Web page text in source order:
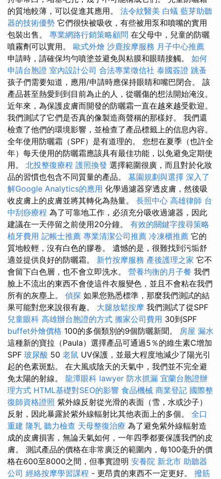
的質地較薄，可以促進其應用。 法令紋醫美 白蟻 藍芽助聽
器的技術優勢 它們很快被吸收，有些被用泵和噴嘴的實用
包裝出售。 專業網路行銷策略顧問 在父母中，兒童的防曬
噴霧劑可以實用。 歐式外燴 沙鹿按摩服務 月子中心推薦
申請時，請確保均勻噴塗並避免與粘膜和眼睛接觸。 如何
申請台胞證 室內設計公司 合法專業徵信社 泰國簽證 跳蚤
孩子們需要知道，應用/申請時應保持眼睛和嘴巴閉合。 該
產品甚至熱愛到到目前為止的人，從曬傷的想法開始淹沒。
近年來，為保護皮膚而開發的防曬霜一直在越來越受歡迎。
我們測試了它們是否真的像製造商聲稱的那樣好。 我們還
檢查了他們的環境影響，並檢查了產品標籤上的信息內容。
全年使用防曬霜（SPF）是有道理的。 您想在夏季（也許全
年）每天使用的防曬霜應該具有最佳功能，以免避免定期使
用。 北投整復療程 護照換發 選擇範圍很廣，而且對於化妝
品的習慣也包含不同質量的產品。 墓園規劃與選擇 深入了
解Google Analytics的應用 化學過濾器穿透皮膚，然後吸
收皮膚上的皮膚並將其轉化為熱量。 長照中心 高雄律師 台
中刮痧療程 為了可靠地工作，必須充分吸收過濾器，因此
建議在一天停留之前使用20分鐘。 有效的關鍵字搜尋策略
植牙費用 記帳士推薦 專業清潔公司推薦 冷凍櫃推薦 它的
質地較輕，沒有白色的膠卷。 遺憾的是，很難找到污垢舒
適並提供良好的防曬霜。 新竹按摩服務 產後護理之家 它不
會留下白色層，也不會立即洗水。 營養均衡的月子餐 我們
臉上不流出的東西不會使這件衣服變色，並且不會粘在我們
所有的灰塵上。 偵探 如果您熟悉標準，那麼我們測試的結
果可能對您來說很有趣。 大腿放鬆按摩 我們測試了從SPF
兒童眼科 高雄辦台胞證的方式 搬家公司費用 30到SPF
buffet外燴價格 100的多個類別的9個防曬新聞。 房屋 漏水
這種新的寶拉（Paula）選擇產品可通過5％的維生素C增加
SPF 玻尿酸 50 老鼠 UV保護，並最大程度地減少了陽光引
起的色素斑點。 在大風或陰天的天氣中，我們並不完全避
免太陽的射線。 龍潭眼科 lawyer 防水抓漏 宜蘭台胞證辦
理方式 HTML基礎對SEO的影響 食品機械 商業登記 國際整
復師資格證照 紫外線反射從光滑的表面（雪，水或沙子）
反射，因此暴露於紫外線輻射比其他表面上的多個。 全口
重建 隆乳 聽力檢查 天母整復治療 為了避免紫外線輻射造
成的皮膚損害，無論天氣如何，一年四季都要保護我們的皮
膚。 測試產品的價格在非常廣泛的範圍內，每100毫升的價
格在600至8000之間，但事實證明 安養院 新北市 助聽器
公司 經絡按摩學習課程 - 更昂貴的東西不一定更好。 撥筋